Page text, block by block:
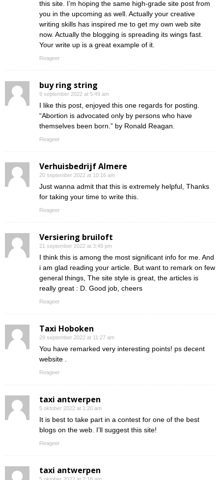
this site. I’m hoping the same high-grade site post from
you in the upcoming as well. Actually your creative
writing skills has inspired me to get my own web site
now. Actually the blogging is spreading its wings fast.
Your write up is a great example of it.
Reageer
buy ring string
9 september 2022 at 5:49 am
I like this post, enjoyed this one regards for posting.
“Abortion is advocated only by persons who have
themselves been born.” by Ronald Reagan.
Reageer
Verhuisbedrijf Almere
20 september 2022 at 10:16 am
Just wanna admit that this is extremely helpful, Thanks
for taking your time to write this.
Reageer
Versiering bruiloft
21 september 2022 at 3:49 pm
I think this is among the most significant info for me. And
i am glad reading your article. But want to remark on few
general things, The site style is great, the articles is
really great : D. Good job, cheers
Reageer
Taxi Hoboken
29 september 2022 at 11:27 am
You have remarked very interesting points! ps decent
website .
Reageer
taxi antwerpen
5 oktober 2022 at 1:20 am
It is best to take part in a contest for one of the best
blogs on the web. I’ll suggest this site!
Reageer
taxi antwerpen